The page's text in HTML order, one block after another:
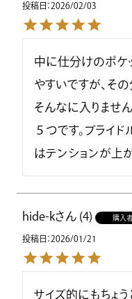
投稿日 2026/02/03
中に仕分けのポケ
やすいですが、そ
そんなに入りませ
５つです。ブライ
はテンションが上が
hide-k 4 購入
投稿日 2026/01/21
サイズ的にもちょ